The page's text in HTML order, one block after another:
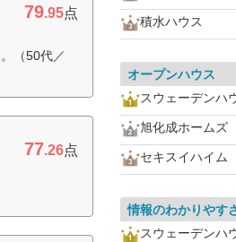
79.95点
（50代／
77.26点
積水ハウス
オープンハウス
スウェーデンハ
旭化成ホームズ
セキスイハイム
情報のわかりやす
スウェーデンハ